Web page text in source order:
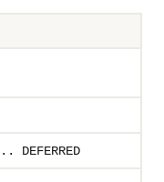
DEFERRED